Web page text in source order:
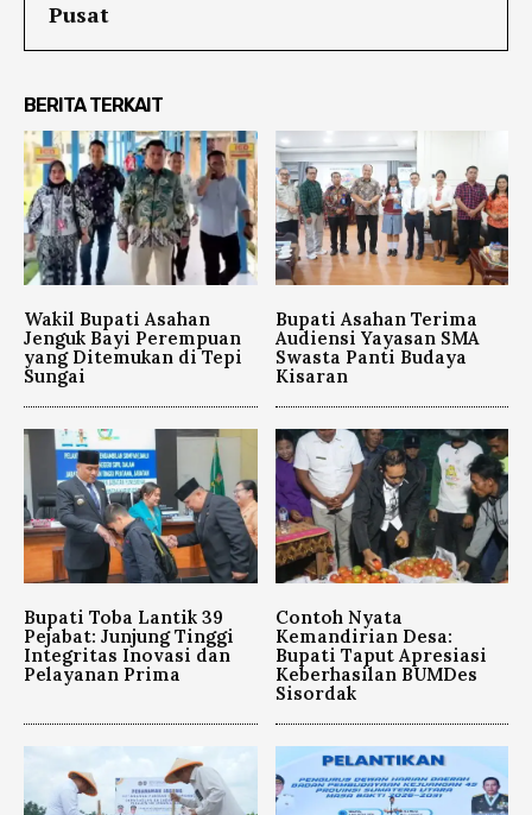
Pusat
BERITA TERKAIT
Wakil Bupati Asahan
Jenguk Bayi Perempuan
yang Ditemukan di Tepi
Sungai
Bupati Asahan Terima
Audiensi Yayasan SMA
Swasta Panti Budaya
Kisaran
Bupati Toba Lantik 39
Pejabat: Junjung Tinggi
Integritas Inovasi dan
Pelayanan Prima
Contoh Nyata
Kemandirian Desa:
Bupati Taput Apresiasi
Keberhasilan BUMDes
Sisordak